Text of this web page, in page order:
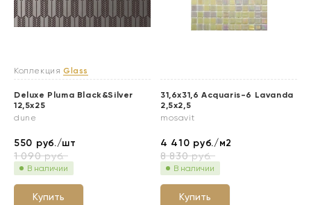
Коллекция Glass
Deluxe Pluma Black&Silver
12,5x25
dune
550 руб./шт
1 090руб.
В наличии
Купить
31,6x31,6 Acquaris-6 Lavanda
2,5x2,5
mosavit
4 410 руб./м2
8 830руб.
В наличии
Купить